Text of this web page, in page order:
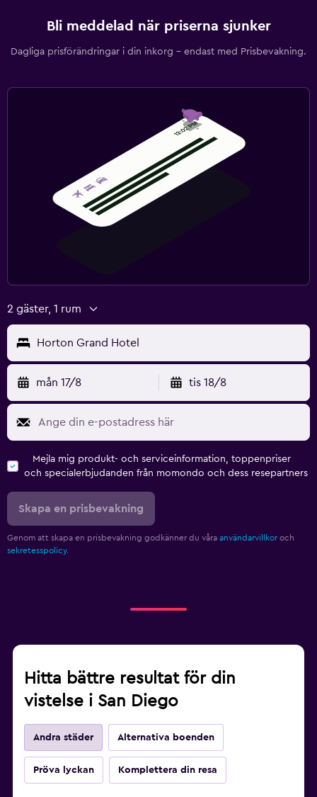
Bli meddelad när priserna sjunker
Dagliga prisförändringar i din inkorg – endast med Prisbevakning.
2 gäster, 1 rum
Horton Grand Hotel
mån 17/8 tis 18/8
Mejla mig produkt- och serviceinformation, toppenpriser
och specialerbjudanden från momondo och dess resepartners
Skapa en prisbevakning
Genom att skapa en prisbevakning godkänner du våra användarvillkor och
sekretesspolicy.
Hitta bättre resultat för din
vistelse i San Diego
Andra städer Alternativa boenden
Pröva lyckan Komplettera din resa